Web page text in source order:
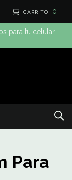
CARRITO 0
para tu celular
Para